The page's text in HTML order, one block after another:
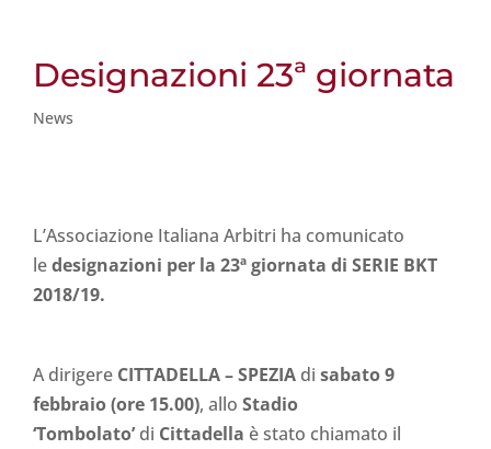
Designazioni 23ª giornata
News
L’Associazione Italiana Arbitri ha comunicato
ledesignazioni per la 23ª giornata di SERIE BKT
2018/19.
A dirigere CITTADELLA– SPEZIA di sabato 9
febbraio(ore 15.00), allo Stadio
‘Tombolato’di Cittadella è stato chiamato il